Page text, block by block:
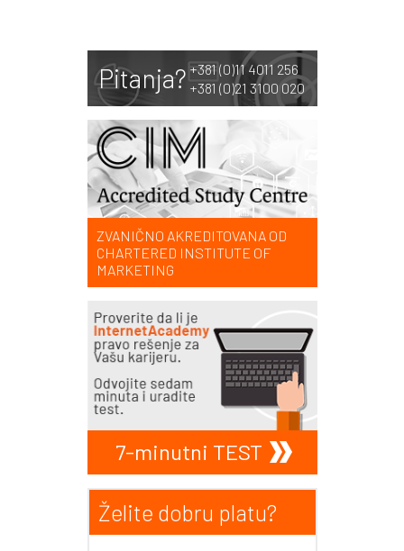
Pitanja? +381 (0)11 4011 256
+381 (0)21 3100 020
ZVANIČNO AKREDITOVANA OD
CHARTERED INSTITUTE OF
MARKETING
7-minutni TEST
Želite dobru platu?